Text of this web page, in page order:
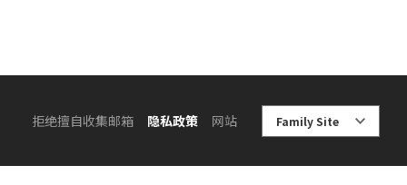
拒绝擅自收集邮箱 隐私政策 网站 Family Site